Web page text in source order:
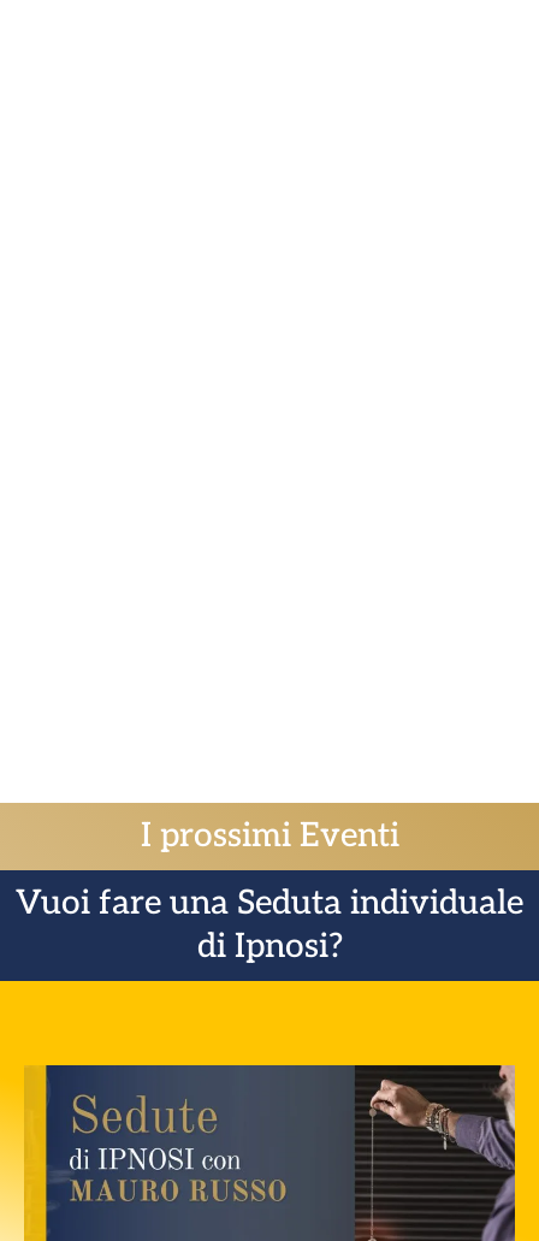
I prossimi Eventi
Vuoi fare una Seduta individuale
di Ipnosi?